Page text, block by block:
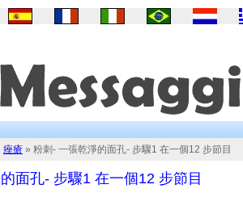
痤瘡 » 粉刺- 一張乾淨的面孔- 步驟1 在一個12 步節目
面孔- 步驟1 在一個12 步節目